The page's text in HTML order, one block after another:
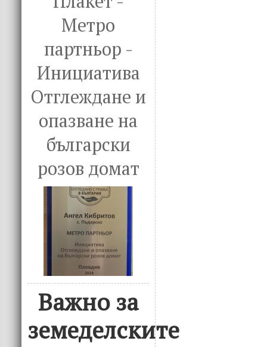
Метро
партньор -
Инициатива
Отглеждане и
опазване на
български
розов домат
Важно за
земеделските